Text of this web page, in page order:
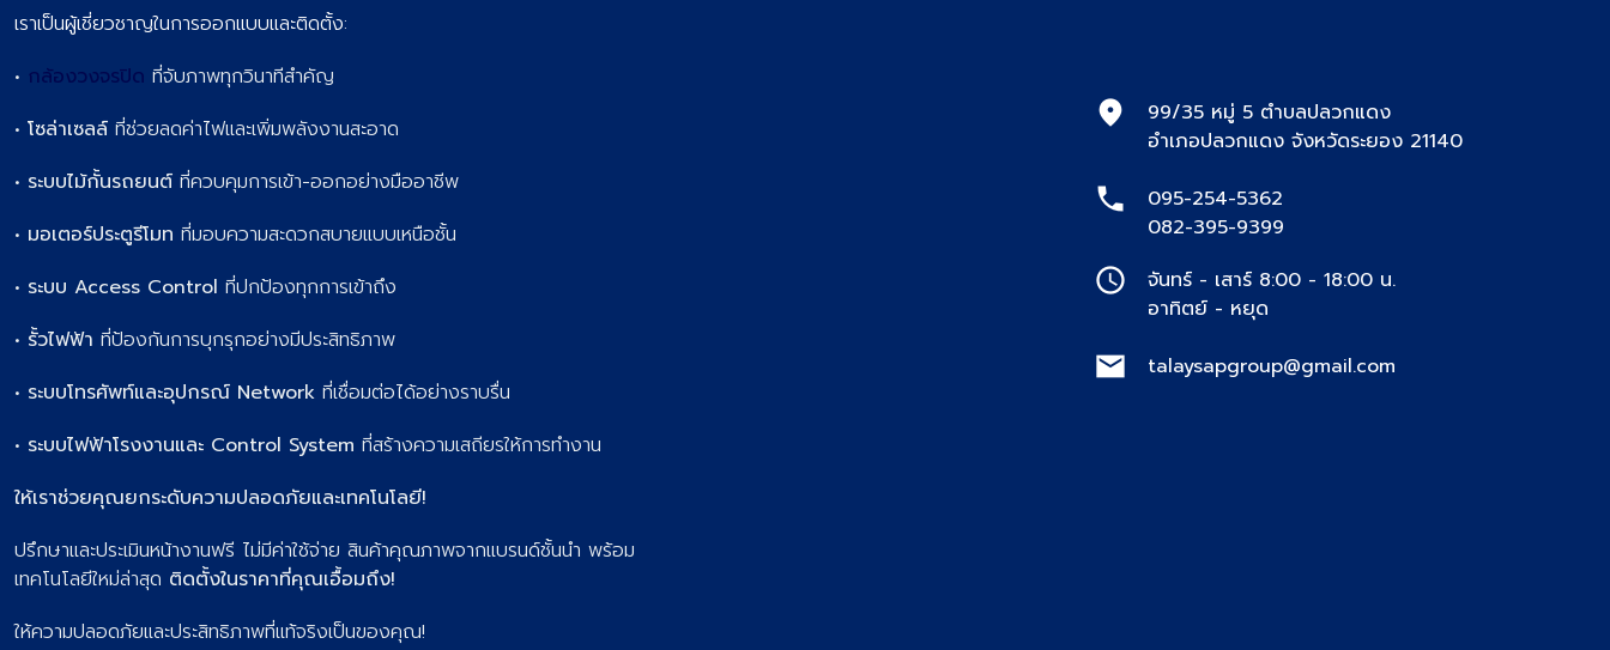
เราเป็นผู้เชี่ยวชาญในการออกแบบและติดตั้ง:
กล้องวงจรปิด ที่จับภาพทุกวินาทีสำคัญ
โซล่าเซลล์ ที่ช่วยลดค่าไฟและเพิ่มพลังงานสะอาด
ระบบไม้กั้นรถยนต์ ที่ควบคุมการเข้า-ออกอย่างมืออาชีพ
มอเตอร์ประตูรีโมท ที่มอบความสะดวกสบายแบบเหนือชั้น
ระบบ Access Control ที่ปกป้องทุกการเข้าถึง
รั้วไฟฟ้า ที่ป้องกันการบุกรุกอย่างมีประสิทธิภาพ
ระบบโทรศัพท์และอุปกรณ์ Network ที่เชื่อมต่อได้อย่างราบรื่น
ระบบไฟฟ้าโรงงานและ Control System ที่สร้างความเสถียรให้การทำงาน
ให้เราช่วยคุณยกระดับความปลอดภัยและเทคโนโลยี!
ปรึกษาและประเมินหน้างานฟรี ไม่มีค่าใช้จ่าย สินค้าคุณภาพจากแบรนด์ชั้นนำ พร้อม
เทคโนโลยีใหม่ล่าสุด ติดตั้งในราคาที่คุณเอื้อมถึง!
99/35 หมู่ 5 ตำบลปลวกแดง
อำเภอปลวกแดง จังหวัดระยอง 21140
095-254-5362
082-395-9399
จันทร์ - เสาร์ 8:00 - 18:00 น.
อาทิตย์ - หยุด
talaysapgroup@gmail.com